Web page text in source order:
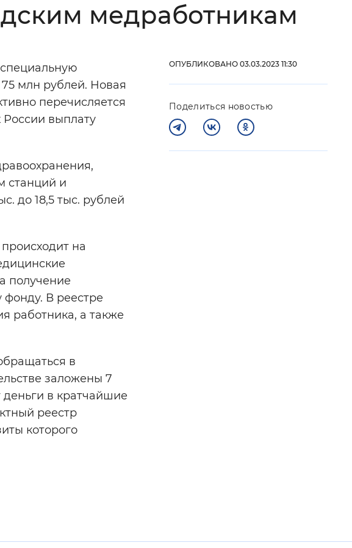
Синий фонмедработникам
млн рублей. Новая
перечисляется
России выплату
станций и
до 18,5 тыс. рублей
на
получение
В реестре
работника, а также
в
заложены 7
в кратчайшие
реестр
которого
ОПУБЛИКОВАНО 03.03.2023 11:30
Поделиться новостью